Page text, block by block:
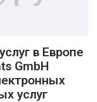
в Европе
GmbH
услуг